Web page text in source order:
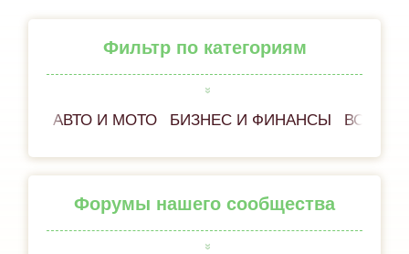
Фильтр по категориям
АВТО И МОТО БИЗНЕС И ФИНАНСЫ ВСЁ
Форумы нашего сообщества